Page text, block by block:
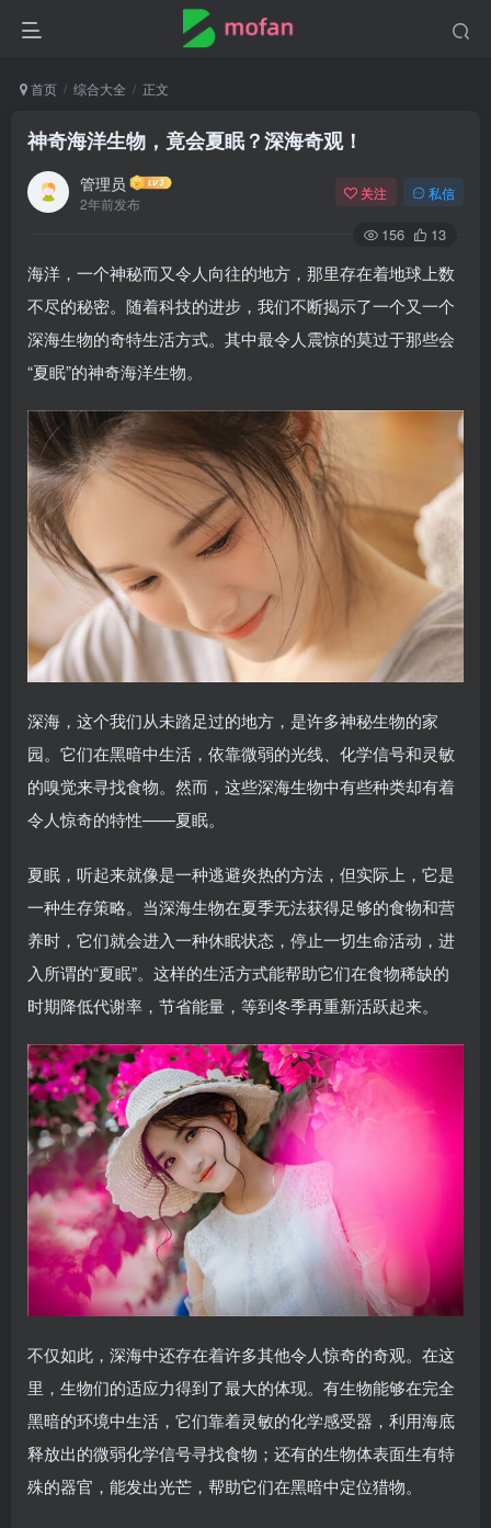
首页 综合大全 正文
神奇海洋生物，竟会夏眠？深海奇观！
管理员
2年前发布
关注 私信
156 13
海洋，一个神秘而又令人向往的地方，那里存在着地球上数
不尽的秘密。随着科技的进步，我们不断揭示了一个又一个
深海生物的奇特生活方式。其中最令人震惊的莫过于那些会
“夏眠”的神奇海洋生物。
深海，这个我们从未踏足过的地方，是许多神秘生物的家
园。它们在黑暗中生活，依靠微弱的光线、化学信号和灵敏
的嗅觉来寻找食物。然而，这些深海生物中有些种类却有着
令人惊奇的特性——夏眠。
夏眠，听起来就像是一种逃避炎热的方法，但实际上，它是
一种生存策略。当深海生物在夏季无法获得足够的食物和营
养时，它们就会进入一种休眠状态，停止一切生命活动，进
入所谓的“夏眠”。这样的生活方式能帮助它们在食物稀缺的
时期降低代谢率，节省能量，等到冬季再重新活跃起来。
不仅如此，深海中还存在着许多其他令人惊奇的奇观。在这
里，生物们的适应力得到了最大的体现。有生物能够在完全
黑暗的环境中生活，它们靠着灵敏的化学感受器，利用海底
释放出的微弱化学信号寻找食物；还有的生物体表面生有特
殊的器官，能发出光芒，帮助它们在黑暗中定位猎物。